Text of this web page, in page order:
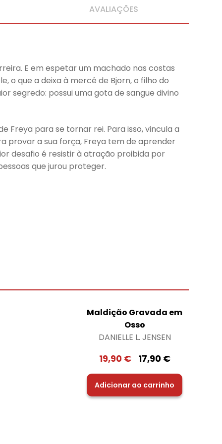
AVALIAÇÕES
E em espetar um machado nas costas
o que a deixa à mercê de Bjorn, o filho do
segredo: possui uma gota de sangue divino
Freya para se tornar rei. Para isso, vincula a
provar a sua força, Freya tem de aprender
desafio é resistir à atração proibida por
que jurou proteger.
Maldição Gravada em
Osso
DANIELLE L. JENSEN
19,90€ 17,90 €
Adicionar ao carrinho